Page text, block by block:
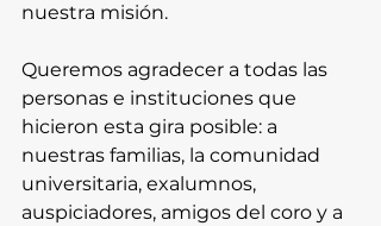
nuestra misión.
Queremos agradecer a todas las
personas e instituciones que
hicieron esta gira posible: a
nuestras familias, la comunidad
universitaria, exalumnos,
auspiciadores, amigos del coro y a